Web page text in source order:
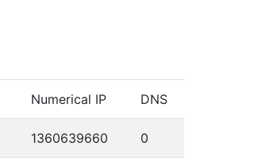
Numerical IP DNS
1360639660 0